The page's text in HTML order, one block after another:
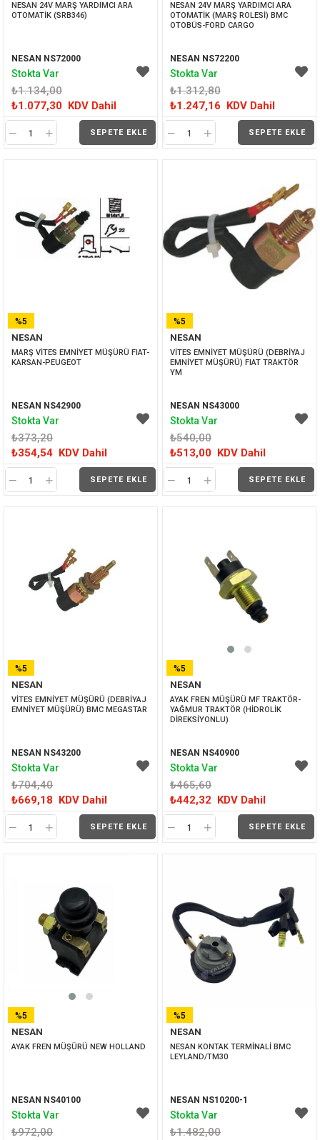
NESAN 24V MARŞ YARDIMCI ARA
OTOMATİK (SRB346)
NESAN NS72000
₺1.134,00
₺1.077,30 KDV Dahil
SEPETE EKLE
Stokta Var
NESAN 24V MARŞ YARDIMCI ARA
OTOMATİK (MARŞ ROLESİ) BMC
OTOBÜS-FORD CARGO
NESAN NS72200
₺1.312,80
₺1.247,16 KDV Dahil
SEPETE EKLE
Stokta Var
NESAN
MARŞ VİTES EMNİYET MÜŞÜRÜ FIAT-
KARSAN-PEUGEOT
NESAN NS42900
₺373,20
₺354,54 KDV Dahil
SEPETE EKLE
%5
İNDIRIM
Stokta Var
NESAN
VİTES EMNİYET MÜŞÜRÜ (DEBRİYAJ
EMNİYET MÜŞÜRÜ) FIAT TRAKTÖR
YM
NESAN NS43000
₺540,00
₺513,00 KDV Dahil
SEPETE EKLE
%5
İNDIRIM
Stokta Var
NESAN
VİTES EMNİYET MÜŞÜRÜ (DEBRİYAJ
EMNİYET MÜŞÜRÜ) BMC MEGASTAR
NESAN NS43200
₺704,40
₺669,18 KDV Dahil
SEPETE EKLE
%5
İNDIRIM
Stokta Var
NESAN
AYAK FREN MÜŞÜRÜ MF TRAKTÖR-
YAĞMUR TRAKTÖR (HİDROLİK
DİREKSİYONLU)
NESAN NS40900
₺465,60
₺442,32 KDV Dahil
SEPETE EKLE
%5
İNDIRIM
Stokta Var
NESAN
AYAK FREN MÜŞÜRÜ NEW HOLLAND
NESAN NS40100
₺972,00
%5
İNDIRIM
Stokta Var
NESAN
NESAN KONTAK TERMİNALİ BMC
LEYLAND/TM30
NESAN NS10200-1
₺1.482,00
%5
İNDIRIM
Stokta Var